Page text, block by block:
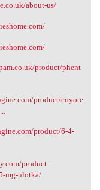
about-us/
product/phent
product/coyote
product/6-4-
product-
mg-ulotka/